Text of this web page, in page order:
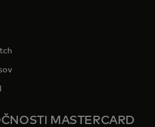
new tab
MASTERCARD